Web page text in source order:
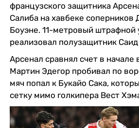
французского защитника
Салиба на хавбеке соперников
Боуэне. 11-метровый штрафной
реализовал полузащитник
Арсенал сравнял счет в начале
Мартин Эдегор пробивал по
мяч попал к Букайо Сака,
сетку мимо голкипера Вест